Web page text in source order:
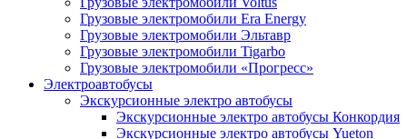
Грузовые электромобили Era Energy
Грузовые электромобили Эльтавр
Грузовые электромобили Tigarbo
Грузовые электромобили «Прогресс»
Электроавтобусы
Экскурсионные электро автобусы
Экскурсионные электро автобусы Конкордия
Экскурсионные электро автобусы Yueton